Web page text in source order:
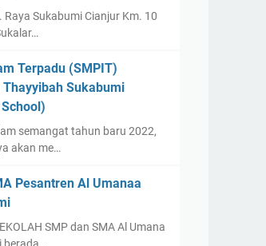
Raya Sukabumi Cianjur Km. 10
Terpadu (SMPIT)
Thayyibah Sukabumi
semangat tahun baru 2022,
akan me…
Pesantren Al Umanaa
SMP dan SMA Al Umana